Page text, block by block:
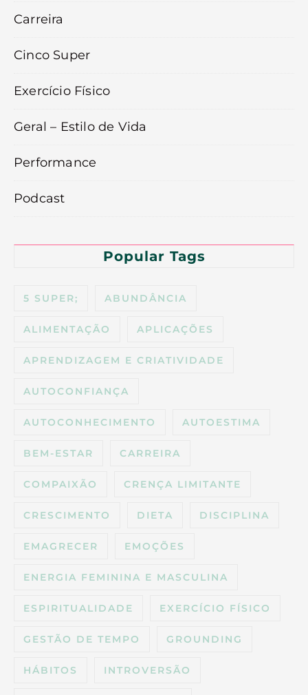
Carreira
Cinco Super
Exercício Físico
Geral – Estilo de Vida
Performance
Podcast
Popular Tags
5 SUPER; ABUNDÂNCIA
ALIMENTAÇÃO APLICAÇÕES
APRENDIZAGEM E CRIATIVIDADE
AUTOCONFIANÇA
AUTOCONHECIMENTO AUTOESTIMA
BEM-ESTAR CARREIRA
COMPAIXÃO CRENÇA LIMITANTE
CRESCIMENTO DIETA DISCIPLINA
EMAGRECER EMOÇÕES
ENERGIA FEMININA E MASCULINA
ESPIRITUALIDADE EXERCÍCIO FÍSICO
GESTÃO DE TEMPO GROUNDING
HÁBITOS INTROVERSÃO